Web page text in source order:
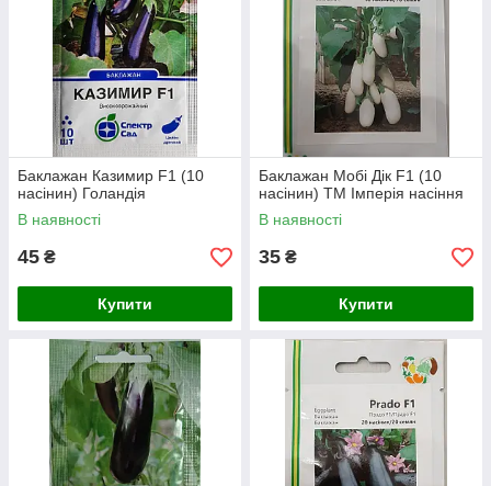
Баклажан Казимир F1 (10
насінин) Голандія
В наявності
45 ₴
Купити
Баклажан Мобі Дік F1 (10
насінин) ТМ Імперія насіння
В наявності
35 ₴
Купити